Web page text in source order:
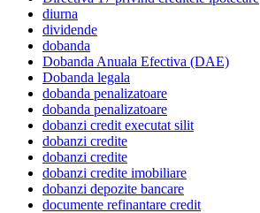
diurna
dividende
dobanda
Dobanda Anuala Efectiva (DAE)
Dobanda legala
dobanda penalizatoare
dobanda penalizatoare
dobanzi credit executat silit
dobanzi credite
dobanzi credite
dobanzi credite imobiliare
dobanzi depozite bancare
documente refinantare credit